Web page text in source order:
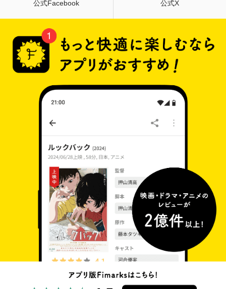
公式Facebook 公式X